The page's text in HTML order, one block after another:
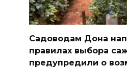
Садоводам Дона
правилах выбора
предупредили о